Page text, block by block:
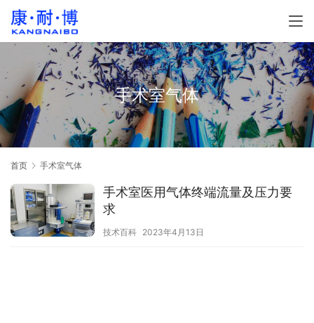
手术室气体
首页 手术室气体
手术室医用气体终端流量及压力要
求
技术百科 2023年4月13日